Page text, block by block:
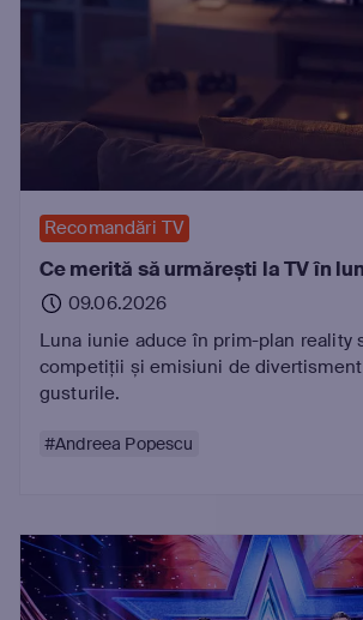
Recomandări TV
Ce merită să urmărești la TV în
09.06.2026
Luna iunie aduce în prim-plan reality
competiții și emisiuni de
gusturile.
#Andreea Popescu